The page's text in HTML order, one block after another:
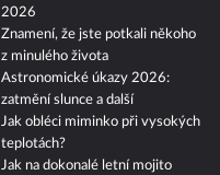
2026
Znamení, že jste potkali někoho
z minulého života
Astronomické úkazy 2026:
zatmění slunce a další
Jak obléci miminko při vysokých
teplotách?
Jak na dokonalé letní mojito